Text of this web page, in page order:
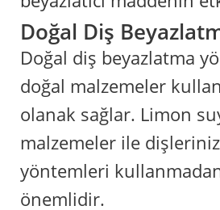
Doğal Diş
Doğal diş beyazlatma
doğal malzemeler
olanak sağlar. Limon
malzemeler ile
yöntemleri
önemlidir.